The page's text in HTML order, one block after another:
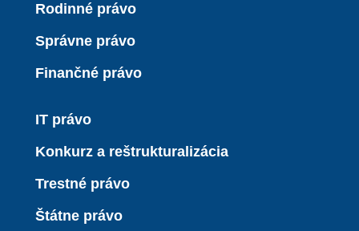
Rodinné právo
Správne právo
Finančné právo
IT právo
Konkurz a reštrukturalizácia
Trestné právo
Štátne právo